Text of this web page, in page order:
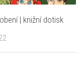
| knižní dotisk